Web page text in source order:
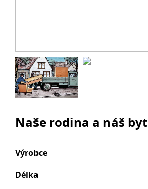
Naše rodina a náš byt
Výrobce
Délka